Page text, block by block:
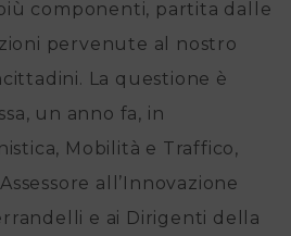
componenti, partita dalle
pervenute al nostro
La questione è
un anno fa, in
Mobilità e Traffico,
all’Innovazione
e ai Dirigenti della